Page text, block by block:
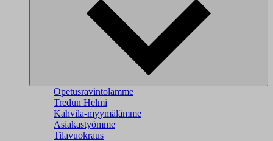
Opetusravintolamme
Tredun Helmi
Kahvila-myymälämme
Asiakastyömme
Tilavuokraus